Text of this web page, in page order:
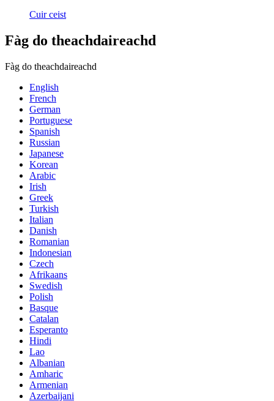
Cuir ceist
Fàg do theachdaireachd
Fàg do theachdaireachd
English
French
German
Portuguese
Spanish
Russian
Japanese
Korean
Arabic
Irish
Greek
Turkish
Italian
Danish
Romanian
Indonesian
Czech
Afrikaans
Swedish
Polish
Basque
Catalan
Esperanto
Hindi
Lao
Albanian
Amharic
Armenian
Azerbaijani